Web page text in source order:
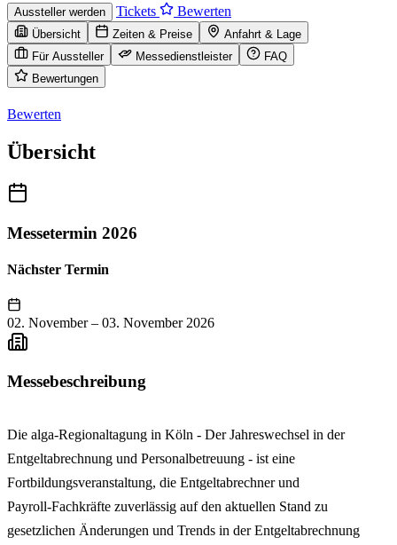
Aussteller werden Tickets Bewerten
Übersicht Zeiten & Preise
Anfahrt & Lage
Für Aussteller
Messedienstleister
FAQ
Bewertungen
Bewerten
Übersicht
Messetermin 2026
Nächster Termin
02. November – 03. November 2026
Messebeschreibung
Die alga-Regionaltagung in Köln - Der Jahreswechsel in der
Entgeltabrechnung und Personalbetreuung - ist eine
Fortbildungsveranstaltung, die Entgeltabrechner und
Payroll‑Fachkräfte zuverlässig auf den aktuellen Stand zu
gesetzlichen Änderungen und Trends in der Entgeltabrechnung